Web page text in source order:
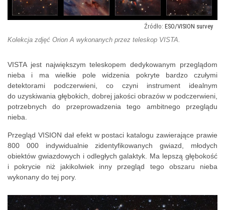
ESO/VISION survey
Kolekcja zdjęć Orion A wykonanych przez teleskop VISTA.
VISTA jest największym teleskopem dedykowanym przeglądom
nieba i ma wielkie pole widzenia pokryte bardzo czułymi
detektorami podczerwieni, co czyni instrument idealnym
do uzyskiwania głębokich, dobrej jakości obrazów w podczerwieni,
potrzebnych do przeprowadzenia tego ambitnego przeglądu
nieba.
Przegląd VISION dał efekt w postaci katalogu zawierające prawie
800 000 indywidualnie zidentyfikowanych gwiazd, młodych
obiektów gwiazdowych i odległych galaktyk. Ma lepszą głębokość
i pokrycie niż jakikolwiek inny przegląd tego obszaru nieba
wykonany do tej pory.